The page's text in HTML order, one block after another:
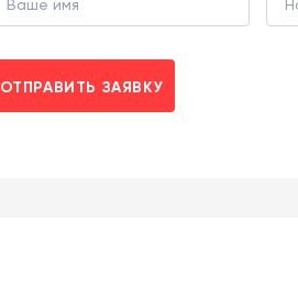
ОТПРАВИТЬ ЗАЯВКУ